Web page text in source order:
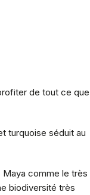
de tout ce que
turquoise séduit au
comme le très
biodiversité très